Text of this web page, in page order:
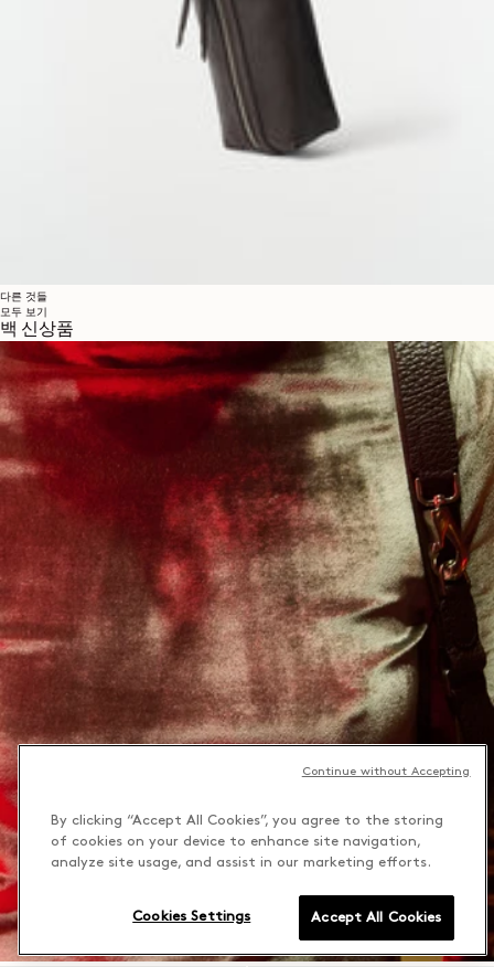
다른 것들
모두 보기
백 신상품
By clicking “Accept All Cookies”, you agree to the storing
of cookies on your device to enhance site navigation,
analyze site usage, and assist in our marketing efforts.
Accept All Cookies
Cookies Settings
Continue without Accepting